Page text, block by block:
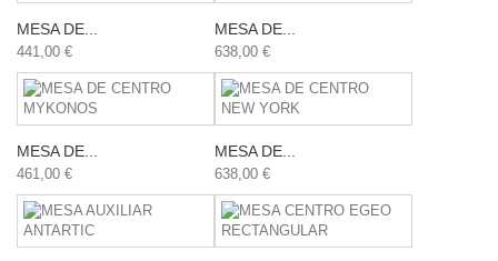
MESA DE...
441,00 €
MESA DE...
638,00 €
MESA DE...
461,00 €
MESA DE...
638,00 €